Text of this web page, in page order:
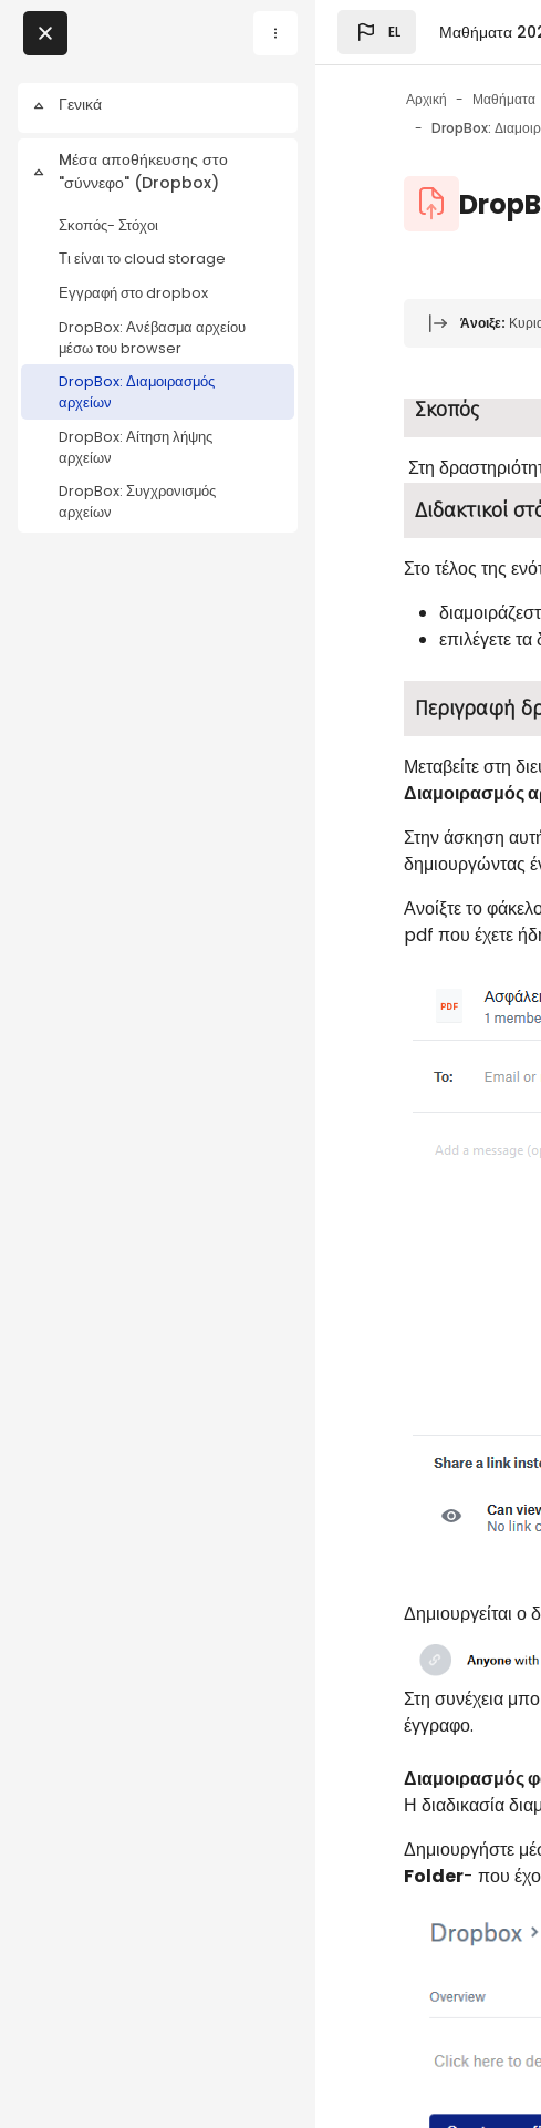
Μπλοκ
Σύμπτυξη
Γενικά
Σύμπτυξη
Mέσα αποθήκευσης στο
"σύννεφο" (Dropbox)
Σκοπός- Στόχοι
Τι είναι το cloud storage
Εγγραφή στο dropbox
DropBox: Ανέβασμα αρχείου
μέσω του browser
DropBox: Διαμοιρασμός
αρχείων
DropBox: Αίτηση λήψης
αρχείων
DropBox: Συγχρονισμός
αρχείων
EL Μαθήματα
Αρχική Μαθήματα
DropBox:
Μπλοκ
Μπλοκ
Απαιτήσεις
Άνοιξε:
Σκοπός
Στη
Διδακτικοί
Στο τέλος της
επιλέγετε
Περιγραφή
Μεταβείτε στη
Διαμοιρασμός
Στην άσκηση
δημιουργώντας
Ανοίξτε το
pdf που έχετε
Δημιουργείται ο
Στη συνέχεια
έγγραφο.
Διαμοιρασμός
Η διαδικασία
Δημιουργήστε
Folder- που